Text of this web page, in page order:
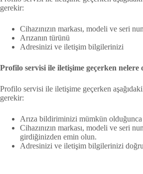
gerekir:
Cihazınızın markası, modeli ve seri
Arızanın türünü
Adresinizi ve iletişim bilgilerinizi
Profilo servisi ile iletişime geçerken
Profilo servisi ile iletişime geçerken
gerekir:
Arıza bildiriminizi mümkün olduğunca
Cihazınızın markası, modeli ve seri
girdiğinizden emin olun.
Adresinizi ve iletişim bilgilerinizi